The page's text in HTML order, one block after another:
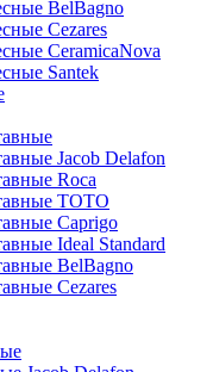
BelBagno
Cezares
CeramicaNova
Santek
Jacob Delafon
Roca
TOTO
Caprigo
Ideal Standard
BelBagno
Cezares